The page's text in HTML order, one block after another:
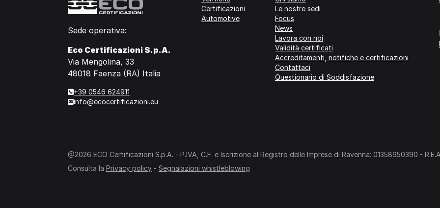
Sede operativa:
Eco Certificazioni S.p.A.
Via Mengolina, 33
48018 Faenza (RA) Italia
+39 0546 624911
info@ecocertificazioni.eu
Certificazioni
Automotive
Le nostre sedi
Focus
News
Lavora con noi
Validità certificati
Accreditamenti, notifiche e certificazioni
Contattaci
Questionario di Soddisfazione
@2026 ECO Certificazioni S.p.A. - P.IVA, C.F. e Iscrizione al Registro delle Imprese di Ravenna: 01358950390 -
Consulta la Privacy policy - Segnalazioni whistleblowing